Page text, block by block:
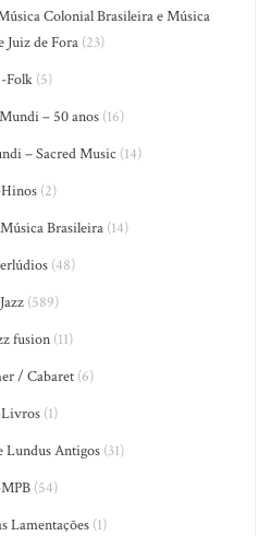
Colonial Brasileira e Música
Juiz de Fora (23)
-Folk(5)
– 50 anos(16)
– Sacred Music (14)
(2)
Brasileira(14)
(48)
(589)
fusion(11)
/ Cabaret (6)
(1)
Lundus Antigos (31)
(54)
Lamentações (1)